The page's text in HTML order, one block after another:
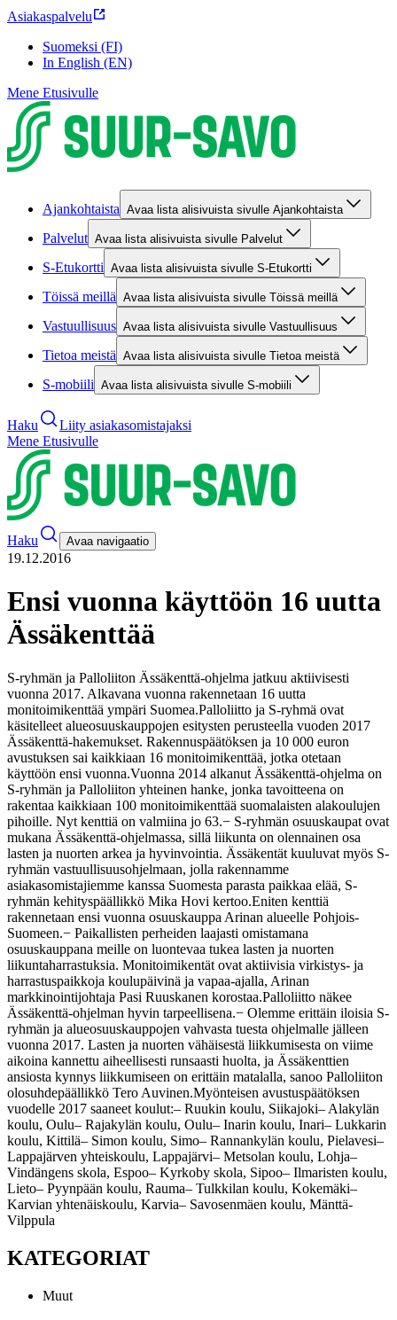
Asiakaspalvelu
Suomeksi (FI)
In English (EN)
Mene Etusivulle
Ajankohtaista Avaa lista alisivuista sivulle Ajankohtaista
Palvelut Avaa lista alisivuista sivulle Palvelut
S-Etukortti Avaa lista alisivuista sivulle S-Etukortti
Töissä meillä Avaa lista alisivuista sivulle Töissä meillä
Vastuullisuus Avaa lista alisivuista sivulle Vastuullisuus
Tietoa meistä Avaa lista alisivuista sivulle Tietoa meistä
S-mobiili Avaa lista alisivuista sivulle S-mobiili
Haku
Liity asiakasomistajaksi
Mene Etusivulle
Haku Avaa navigaatio
19.12.2016
Ensi vuonna käyttöön 16 uutta
Ässäkenttää
S-ryhmän ja Palloliiton Ässäkenttä-ohjelma jatkuu aktiivisesti
vuonna 2017. Alkavana vuonna rakennetaan 16 uutta
monitoimikenttää ympäri Suomea.Palloliitto ja S-ryhmä ovat
käsitelleet alueosuuskauppojen esitysten perusteella vuoden 2017
Ässäkenttä-hakemukset. Rakennuspäätöksen ja 10 000 euron
avustuksen sai kaikkiaan 16 monitoimikenttää, jotka otetaan
käyttöön ensi vuonna.Vuonna 2014 alkanut Ässäkenttä-ohjelma on
S-ryhmän ja Palloliiton yhteinen hanke, jonka tavoitteena on
rakentaa kaikkiaan 100 monitoimikenttää suomalaisten alakoulujen
pihoille. Nyt kenttiä on valmiina jo 63.− S-ryhmän osuuskaupat ovat
mukana Ässäkenttä-ohjelmassa, sillä liikunta on olennainen osa
lasten ja nuorten arkea ja hyvinvointia. Ässäkentät kuuluvat myös S-
ryhmän vastuullisuusohjelmaan, jolla rakennamme
asiakasomistajiemme kanssa Suomesta parasta paikkaa elää, S-
ryhmän kehityspäällikkö Mika Hovi kertoo.Eniten kenttiä
rakennetaan ensi vuonna osuuskauppa Arinan alueelle Pohjois-
Suomeen.− Paikallisten perheiden laajasti omistamana
osuuskauppana meille on luontevaa tukea lasten ja nuorten
liikuntaharrastuksia. Monitoimikentät ovat aktiivisia virkistys- ja
harrastuspaikkoja koulupäivinä ja vapaa-ajalla, Arinan
markkinointijohtaja Pasi Ruuskanen korostaa.Palloliitto näkee
Ässäkenttä-ohjelman hyvin tarpeellisena.− Olemme erittäin iloisia S-
ryhmän ja alueosuuskauppojen vahvasta tuesta ohjelmalle jälleen
vuonna 2017. Lasten ja nuorten vähäisestä liikkumisesta on viime
aikoina kannettu aiheellisesti runsaasti huolta, ja Ässäkenttien
ansiosta kynnys liikkumiseen on erittäin matalalla, sanoo Palloliiton
olosuhdepäällikkö Tero Auvinen.Myönteisen avustuspäätöksen
vuodelle 2017 saaneet koulut:– Ruukin koulu, Siikajoki– Alakylän
koulu, Oulu– Rajakylän koulu, Oulu– Inarin koulu, Inari– Lukkarin
koulu, Kittilä– Simon koulu, Simo– Rannankylän koulu, Pielavesi–
Lappajärven yhteiskoulu, Lappajärvi– Metsolan koulu, Lohja–
Vindängens skola, Espoo– Kyrkoby skola, Sipoo– Ilmaristen koulu,
Lieto– Pyynpään koulu, Rauma– Tulkkilan koulu, Kokemäki–
Karvian yhtenäiskoulu, Karvia– Savosenmäen koulu, Mänttä-
Vilppula
KATEGORIAT
Muut